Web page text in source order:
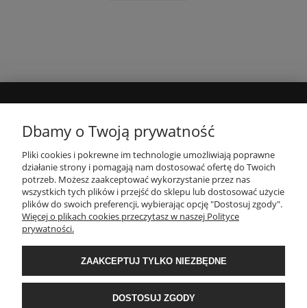
INFORMACJE
PŁATNOŚCI I DOSTAWA
O NAS
POPULARNE KATEGORIE
Dbamy o Twoją prywatność
Pliki cookies i pokrewne im technologie umożliwiają poprawne
działanie strony i pomagają nam dostosować ofertę do Twoich
potrzeb. Możesz zaakceptować wykorzystanie przez nas
wszystkich tych plików i przejść do sklepu lub dostosować użycie
plików do swoich preferencji, wybierając opcję "Dostosuj zgody".
Więcej o plikach cookies przeczytasz w naszej Polityce
prywatności.
ZAAKCEPTUJ TYLKO NIEZBĘDNE
DOSTOSUJ ZGODY